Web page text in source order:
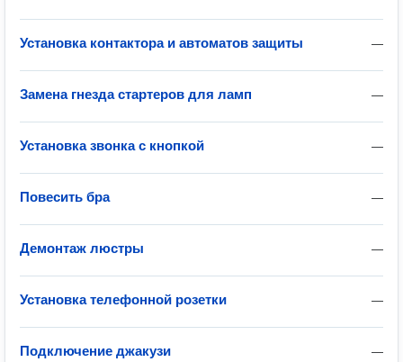
—
Установка контактора и автоматов защиты
—
Замена гнезда стартеров для ламп
—
Установка звонка с кнопкой
—
Повесить бра
—
Демонтаж люстры
—
Установка телефонной розетки
—
Подключение джакузи